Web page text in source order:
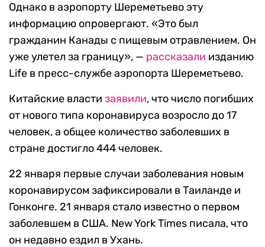
Однако в аэропорту Шереметьево эту
информацию опровергают. «Это был
гражданин Канады с пищевым отравлением. Он
уже улетел за границу», — рассказали изданию
Life в пресс-службе аэропорта Шереметьево.
Китайские власти заявили, что число погибших
от нового типа коронавируса возросло до 17
человек, а общее количество заболевших в
стране достигло 444 человек.
22 января первые случаи заболевания новым
коронавирусом зафиксировали в Таиланде и
Гонконге. 21 января стало известно о первом
заболевшем в США. New York Times писала, что
он недавно ездил в Ухань.